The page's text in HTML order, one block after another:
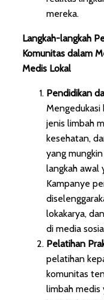
mereka.
Langkah-langkah
Komunitas dalam
Medis Lokal
Pendidikan
jenis limbah
kesehatan,
yang
langkah awal
Kampanye
lokakarya,
di media
Pelatihan
pelatihan
komunitas
limbah medis